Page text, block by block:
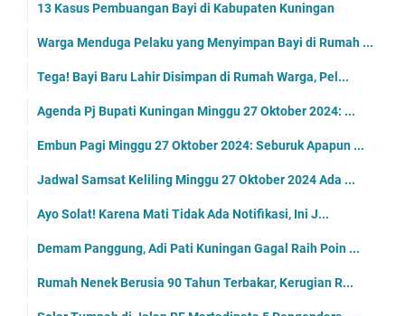
13 Kasus Pembuangan Bayi di Kabupaten Kuningan
Warga Menduga Pelaku yang Menyimpan Bayi di Rumah ...
Tega! Bayi Baru Lahir Disimpan di Rumah Warga, Pel...
Agenda Pj Bupati Kuningan Minggu 27 Oktober 2024: ...
Embun Pagi Minggu 27 Oktober 2024: Seburuk Apapun ...
Jadwal Samsat Keliling Minggu 27 Oktober 2024 Ada ...
Ayo Solat! Karena Mati Tidak Ada Notifikasi, Ini J...
Demam Panggung, Adi Pati Kuningan Gagal Raih Poin ...
Rumah Nenek Berusia 90 Tahun Terbakar, Kerugian R...